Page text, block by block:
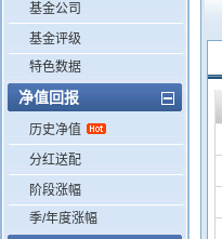
基金公司
基金评级
特色数据
净值回报
历史净值
分红送配
阶段涨幅
季/年度涨幅